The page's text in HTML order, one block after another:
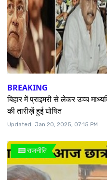
BREAKING
बिहार में प्राइमरी से लेकर उच्च
की तारीख़ें हुई घोषित
Updated: Jan 20, 2025, 07:15 PM
राजनीति